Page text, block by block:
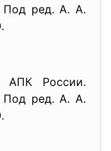
Под ред. А. А.
АПК России.
Под ред. А. А.